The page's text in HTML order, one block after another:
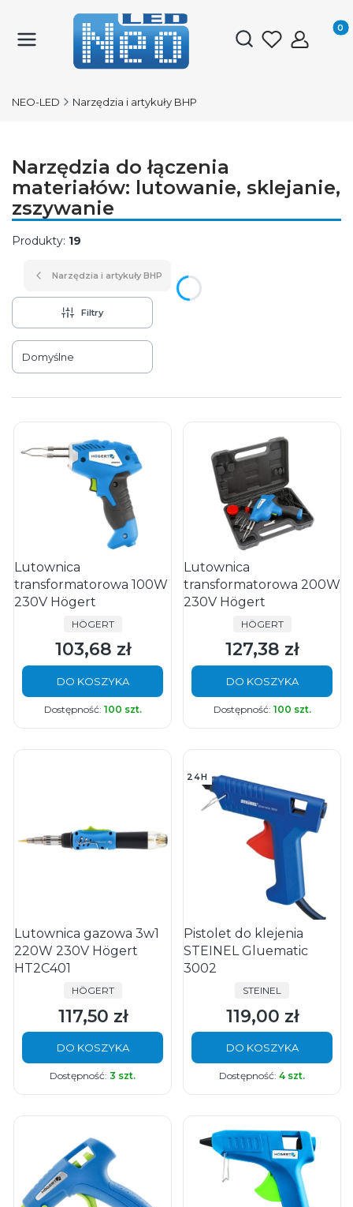
Otwórz
NEO-LED Narzędzia i artykuły BHP
Narzędzia do łączenia
materiałów: lutowanie, sklejanie,
zszywanie
Produkty: 19
Narzędzia i artykuły BHP
Filtry
Lista produktów
Domyślne
Lutownica
transformatorowa 100W
230V Högert
PRODUCENT
HÖGERT
Cena
103,68 zł
DO KOSZYKA
Dostępność: 100 szt.
Lutownica
transformatorowa 200W
230V Högert
PRODUCENT
HÖGERT
Cena
127,38 zł
DO KOSZYKA
Dostępność: 100 szt.
Lutownica gazowa 3w1
220W 230V Högert
HT2C401
PRODUCENT
HÖGERT
Cena
117,50 zł
DO KOSZYKA
Dostępność: 3 szt.
24H
Pistolet do klejenia
STEINEL Gluematic
3002
PRODUCENT
STEINEL
Cena
119,00 zł
DO KOSZYKA
Dostępność: 4 szt.